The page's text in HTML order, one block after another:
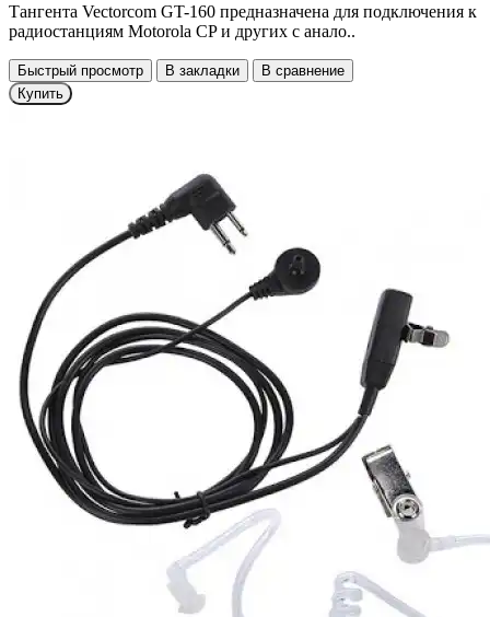
Тангента Vectorcom GT-160 предназначена для подключения к
радиостанциям Motorola CP и других с анало..
Быстрый просмотр В закладки
В сравнение
Купить